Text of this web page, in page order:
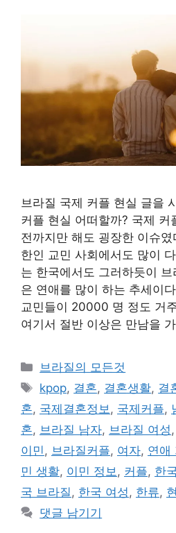
브라질 국제 커플 현실 글을
커플 현실 어떠할까? 국제 커
전까지만 해도 굉장한 이슈
한인 교민 사회에서도 많이
는 한국에서도 그러하듯이
은 연애를 많이 하는 추세이
교민들이 20000 명 정도 거
여기서 절반 이상은 만남을
카
테
고
리
브라질의 모든것
태
그
kpop, 결혼, 결혼생활, 결
혼, 국제결혼정보 , 국제커플,
혼, 브라질 남자, 브라질 여성 ,
이민 , 브라질커플, 여자, 연애
민 생활, 이민 정보 , 커플, 한
국 브라질 , 한국 여성 , 한류,
댓글 남기기